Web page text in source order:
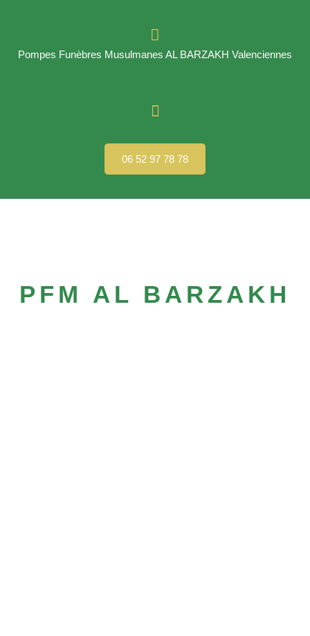
Pompes Funèbres Musulmanes AL BARZAKH Valenciennes
06 52 97 78 78
PFM AL BARZAKH